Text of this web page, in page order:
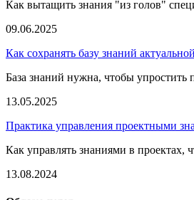
Как вытащить знания "из голов"
09.06.2025
Как сохранять базу знаний
База знаний нужна, чтобы упростить
13.05.2025
Практика управления проектными
Как управлять знаниями в проектах,
13.08.2024